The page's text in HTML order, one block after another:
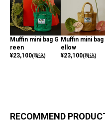
Muffin mini bag G
reen
¥23,100(税込)
Muffin mini bag
ellow
¥23,100(税込)
RECOMMEND